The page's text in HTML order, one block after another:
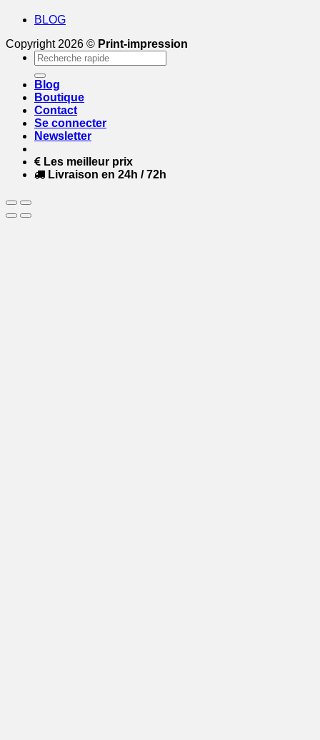
BLOG
Copyright 2026 © Print-impression
Recherche
pour :
Blog
Boutique
Contact
Se connecter
Newsletter
Les meilleur prix
Livraison en 24h / 72h